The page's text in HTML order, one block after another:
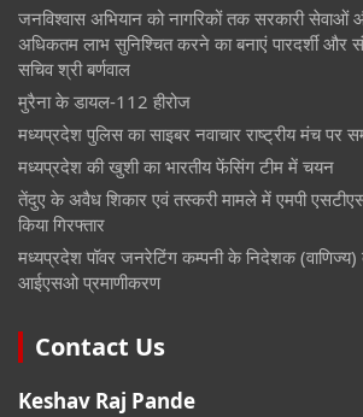
जनविश्वास अभियान को नागरिकों तक सरकारी
अधिकतम लाभ सुनिश्चित करने का बनाएं पारदर्शी और
सचिव श्री बर्णवाल
मुरैना के डायल-112 हीरोज
मध्यप्रदेश पुलिस का साइबर नवाचार राष्ट्रीय मंच पर
मध्यप्रदेश की खुशी का भारतीय फेंसिंग टीम में चयन
तेंदुए के अवैध शिकार एवं तस्करी मामले में एमपी
किया गिरफ्तार
मध्यप्रदेश पॉवर जनरेटिंग कम्पनी के निदेशक (वाणिज्य)
आईएसओ प्रमाणीकरण
Contact Us
Keshav Raj Pande